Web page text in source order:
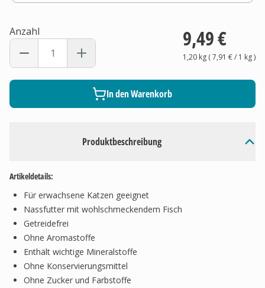
Produktbeschreibung
Artikeldetails:
Für erwachsene Katzen geeignet
Nassfutter mit wohlschmeckendem Fisch
Getreidefrei
Ohne Aromastoffe
Enthält wichtige Mineralstoffe
Ohne Konservierungsmittel
Ohne Zucker und Farbstoffe
Anzahl 9,49 €
1,20 kg(7,91 €/ 1 kg)
In den Warenkorb